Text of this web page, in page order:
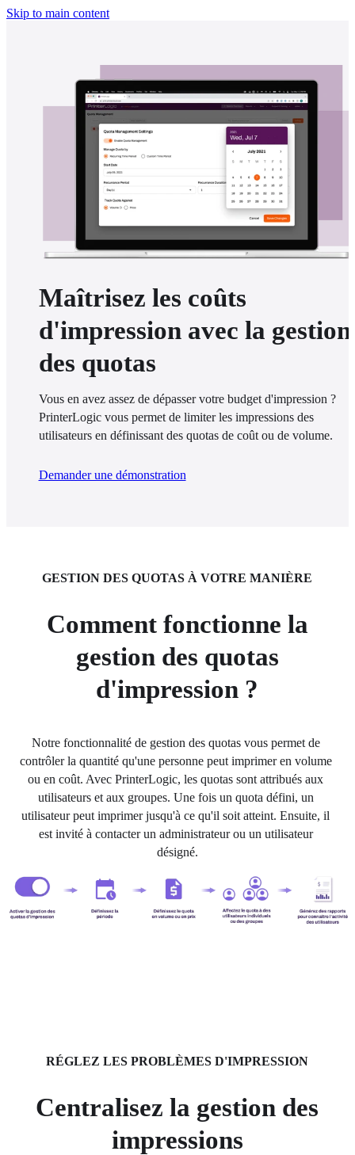
Skip to main content
Maîtrisez les coûts
d'impression avec la gestion
des quotas
Vous en avez assez de dépasser votre budget d'impression ?
PrinterLogic vous permet de limiter les impressions des
utilisateurs en définissant des quotas de coût ou de volume.
Demander une démonstration
GESTION DES QUOTAS À VOTRE MANIÈRE
Comment fonctionne la
gestion des quotas
d'impression ?
Notre fonctionnalité de gestion des quotas vous permet de
contrôler la quantité qu'une personne peut imprimer en volume
ou en coût. Avec PrinterLogic, les quotas sont attribués aux
utilisateurs et aux groupes. Une fois un quota défini, un
utilisateur peut imprimer jusqu'à ce qu'il soit atteint. Ensuite, il
est invité à contacter un administrateur ou un utilisateur
désigné.
RÉGLEZ LES PROBLÈMES D'IMPRESSION
Centralisez la gestion des
impressions